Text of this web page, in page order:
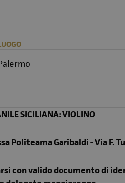
SICILIANA: VIOLINO
Politeama Garibaldi - Via F.
con valido documento di